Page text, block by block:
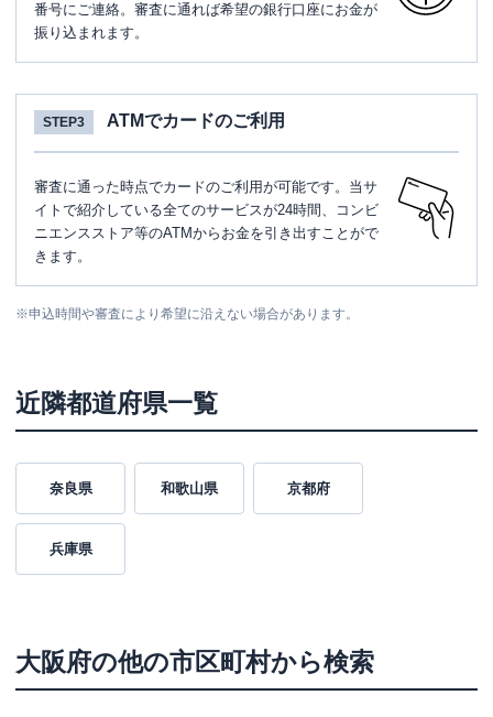
番号にご連絡。審査に通れば希望の銀行口座にお金が
振り込まれます。
STEP3 ATMでカードのご利用
審査に通った時点でカードのご利用が可能です。当サ
イトで紹介している全てのサービスが24時間、コンビ
ニエンスストア等のATMからお金を引き出すことがで
きます。
※申込時間や審査により希望に沿えない場合があります。
近隣都道府県一覧
奈良県 和歌山県 京都府
兵庫県
大阪府の他の市区町村から検索